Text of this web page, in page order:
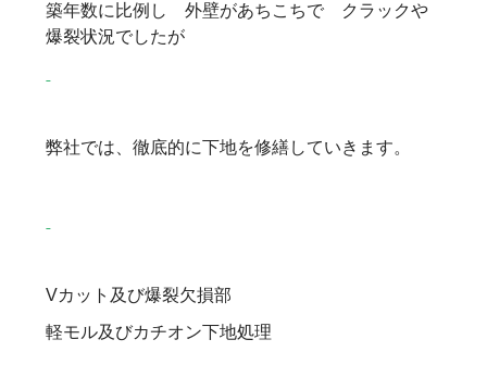
築年数に比例し 外壁があちこちで クラックや
爆裂状況でしたが
弊社では、徹底的に下地を修繕していきます。
Vカット及び爆裂欠損部
軽モル及びカチオン下地処理